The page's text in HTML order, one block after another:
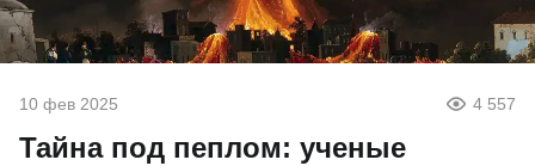
10 фев 2025 4 557
Тайна под пеплом: ученые